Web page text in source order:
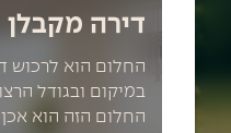
דירה מקבלן
החלום הוא לרכוש
במיקום ובגודל
החלום הזה הוא